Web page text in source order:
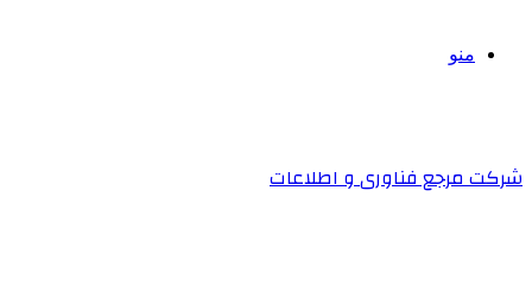
منو
شرکت مرجع فناوری و اطلاعات